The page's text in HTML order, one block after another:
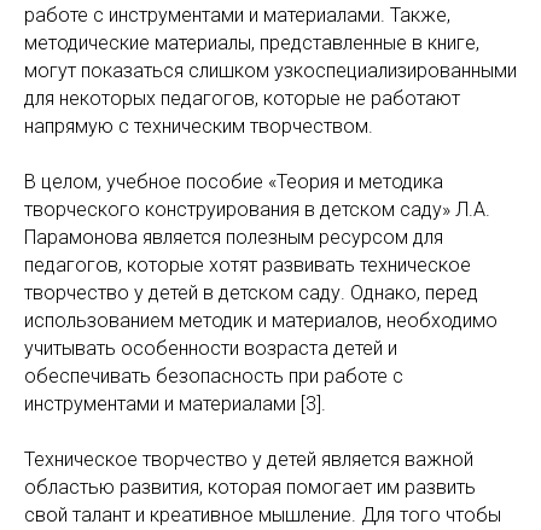
работе с инструментами и материалами. Также,
методические материалы, представленные в книге,
могут показаться слишком узкоспециализированными
для некоторых педагогов, которые не работают
напрямую с техническим творчеством.
В целом, учебное пособие «Теория и методика
творческого конструирования в детском саду» Л.А.
Парамонова является полезным ресурсом для
педагогов, которые хотят развивать техническое
творчество у детей в детском саду. Однако, перед
использованием методик и материалов, необходимо
учитывать особенности возраста детей и
обеспечивать безопасность при работе с
инструментами и материалами [3].
Техническое творчество у детей является важной
областью развития, которая помогает им развить
свой талант и креативное мышление. Для того чтобы